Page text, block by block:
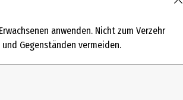
18 TRIGLYCERIDES, SIMMONDSIA
anwenden. Nicht zum Verzehr
Gegenständen vermeiden.